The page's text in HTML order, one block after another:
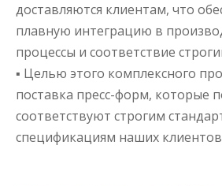
доставляются клиентам, что
плавную интеграцию в
процессы и соответствие
▪ Целью этого комплексного
поставка пресс-форм, которые
соответствуют строгим
спецификациям наших